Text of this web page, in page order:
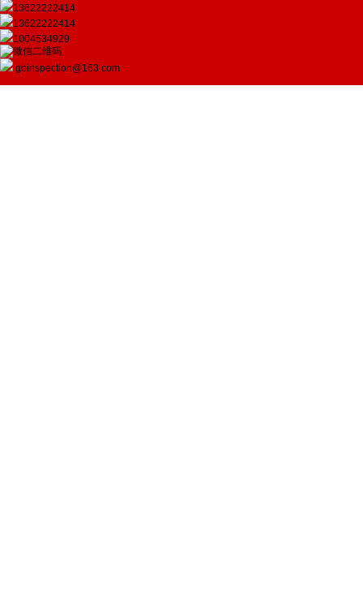
13622222414
13622222414
1004534929
gbinspection@163.com